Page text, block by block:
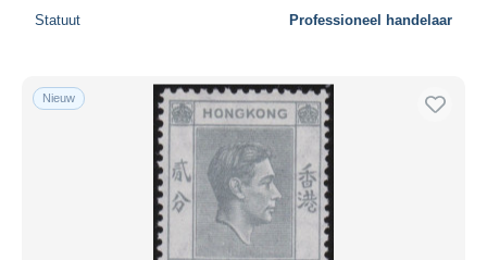
Statuut Professioneel handelaar
Nieuw